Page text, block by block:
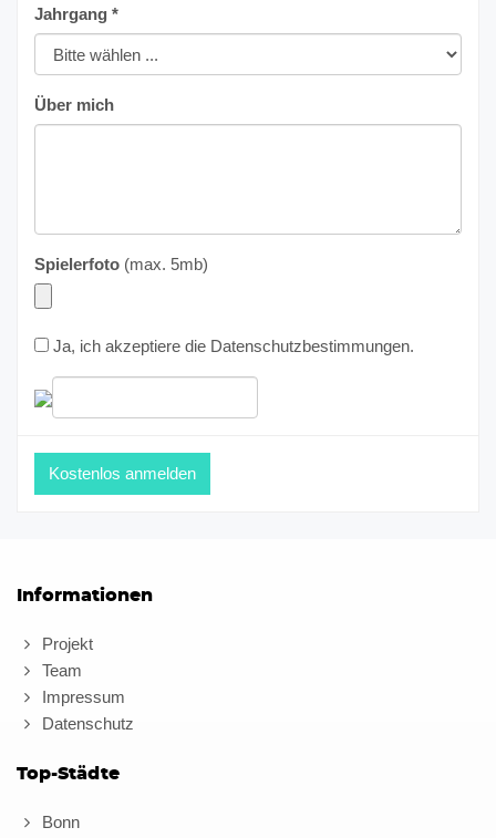
Jahrgang *
Über mich
Spielerfoto (max. 5mb)
Ja, ich akzeptiere die Datenschutzbestimmungen.
Informationen
Projekt
Team
Impressum
Datenschutz
Top-Städte
Bonn